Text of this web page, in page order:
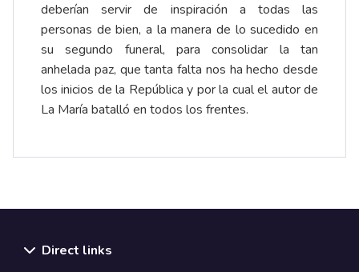
deberían servir de inspiración a todas las
personas de bien, a la manera de lo sucedido en
su segundo funeral, para consolidar la tan
anhelada paz, que tanta falta nos ha hecho desde
los inicios de la República y por la cual el autor de
La María batalló en todos los frentes.
Direct links